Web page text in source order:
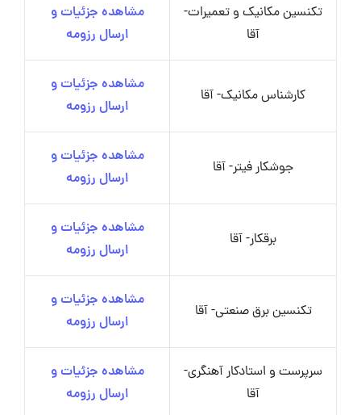
تکنسین مکانیک و تعمیرات-
آقا
مشاهده جزئیات و
ارسال رزومه
کارشناس مکانیک- آقا
مشاهده جزئیات و
ارسال رزومه
جوشکار فیتر- آقا
مشاهده جزئیات و
ارسال رزومه
برقکار- آقا
مشاهده جزئیات و
ارسال رزومه
تکنسین برق صنعتی- آقا
مشاهده جزئیات و
ارسال رزومه
سرپرست و استادکار آهنگری-
آقا
مشاهده جزئیات و
ارسال رزومه